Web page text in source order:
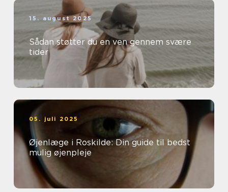
15. august 2025
Sådan støtter du en ven gennem svære
tider
05. juli 2025
Øjenlæge i Roskilde: Din guide til bedst
mulig øjenpleje